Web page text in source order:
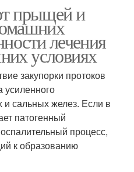
прыщей и
лечения
условиях
закупорки протоков
усиленного
сальных желез. Если в
патогенный
процесс,
к образованию